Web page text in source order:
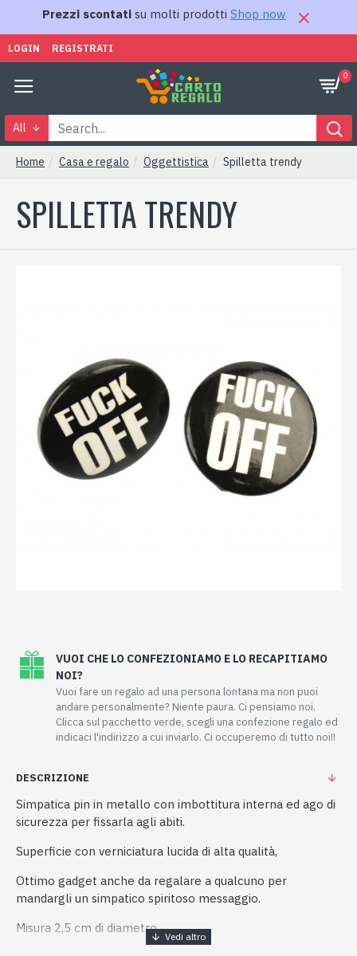
Prezzi scontati su molti prodotti Shop now
LOGIN REGISTRATI
0
All
Home Casa e regalo Oggettistica Spilletta trendy
SPILLETTA TRENDY
VUOI CHE LO CONFEZIONIAMO E LO RECAPITIAMO
NOI?
Vuoi fare un regalo ad una persona lontana ma non puoi
andare personalmente? Niente paura. Ci pensiamo noi.
Clicca sul pacchetto verde, scegli una confezione regalo ed
indicaci l'indirizzo a cui inviarlo. Ci occuperemo di tutto noi!!
DESCRIZIONE
Simpatica pin in metallo con imbottitura interna ed ago di
sicurezza per fissarla agli abiti.
Superficie con verniciatura lucida di alta qualità,
Ottimo gadget anche da regalare a qualcuno per
mandargli un simpatico spiritoso messaggio.
Misura 2,5 cm di diametro.